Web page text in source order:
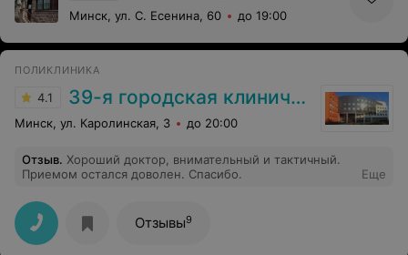
Минск, ул. С. Есенина, 60 до 19:00
ПОЛИКЛИНИКА
4.1 39-я городская клиническая поликлиника
Минск, ул. Каролинская, 3 до 20:00
Отзыв. Хороший доктор, внимательный и тактичный.
Приемом остался доволен. Спасибо.
Еще
Отзывы9